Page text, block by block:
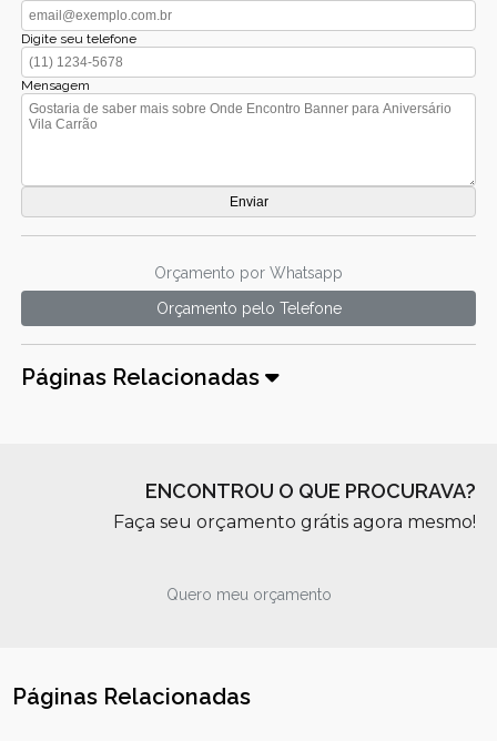
Digite seu telefone
Mensagem
Orçamento por Whatsapp
Orçamento pelo Telefone
Páginas Relacionadas
ENCONTROU O QUE PROCURAVA?
Faça seu orçamento grátis agora mesmo!
Quero meu orçamento
Páginas Relacionadas